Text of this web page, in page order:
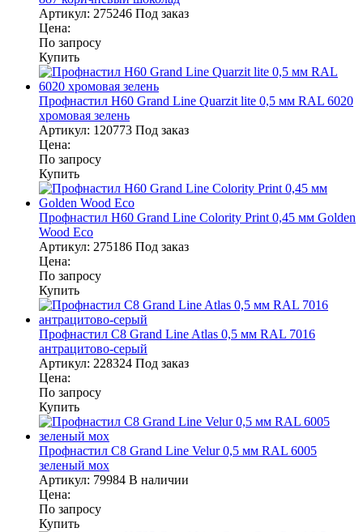
Артикул: 275246 Под заказ
Цена:
По запросу
Купить
Профнастил Н60 Grand Line Quarzit lite 0,5 мм RAL 6020
хромовая зелень
Артикул: 120773 Под заказ
Цена:
По запросу
Купить
Профнастил Н60 Grand Line Colority Print 0,45 мм Golden
Wood Eco
Артикул: 275186 Под заказ
Цена:
По запросу
Купить
Профнастил С8 Grand Line Atlas 0,5 мм RAL 7016
антрацитово-серый
Артикул: 228324 Под заказ
Цена:
По запросу
Купить
Профнастил С8 Grand Line Velur 0,5 мм RAL 6005
зеленый мох
Артикул: 79984 В наличии
Цена:
По запросу
Купить